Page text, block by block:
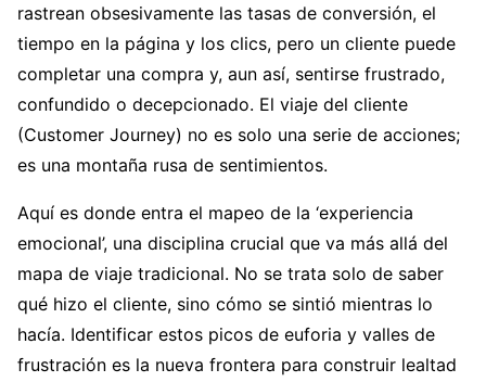
rastrean obsesivamente las tasas de conversión, el
tiempo en la página y los clics, pero un cliente puede
completar una compra y, aun así, sentirse frustrado,
confundido o decepcionado. El viaje del cliente
(Customer Journey) no es solo una serie de acciones;
es una montaña rusa de sentimientos.
Aquí es donde entra el mapeo de la ‘experiencia
emocional’, una disciplina crucial que va más allá del
mapa de viaje tradicional. No se trata solo de saber
qué hizo el cliente, sino cómo se sintió mientras lo
hacía. Identificar estos picos de euforia y valles de
frustración es la nueva frontera para construir lealtad